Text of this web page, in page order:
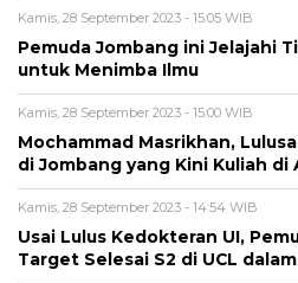
Kamis, 28 September 2023 - 15:05 WIB
Pemuda Jombang ini Jelajahi
untuk Menimba Ilmu
Kamis, 28 September 2023 - 15:00 WIB
Mochammad Masrikhan,
di Jombang yang Kini Kuliah di
Kamis, 28 September 2023 - 14:54 WIB
Usai Lulus Kedokteran UI,
Target Selesai S2 di UCL